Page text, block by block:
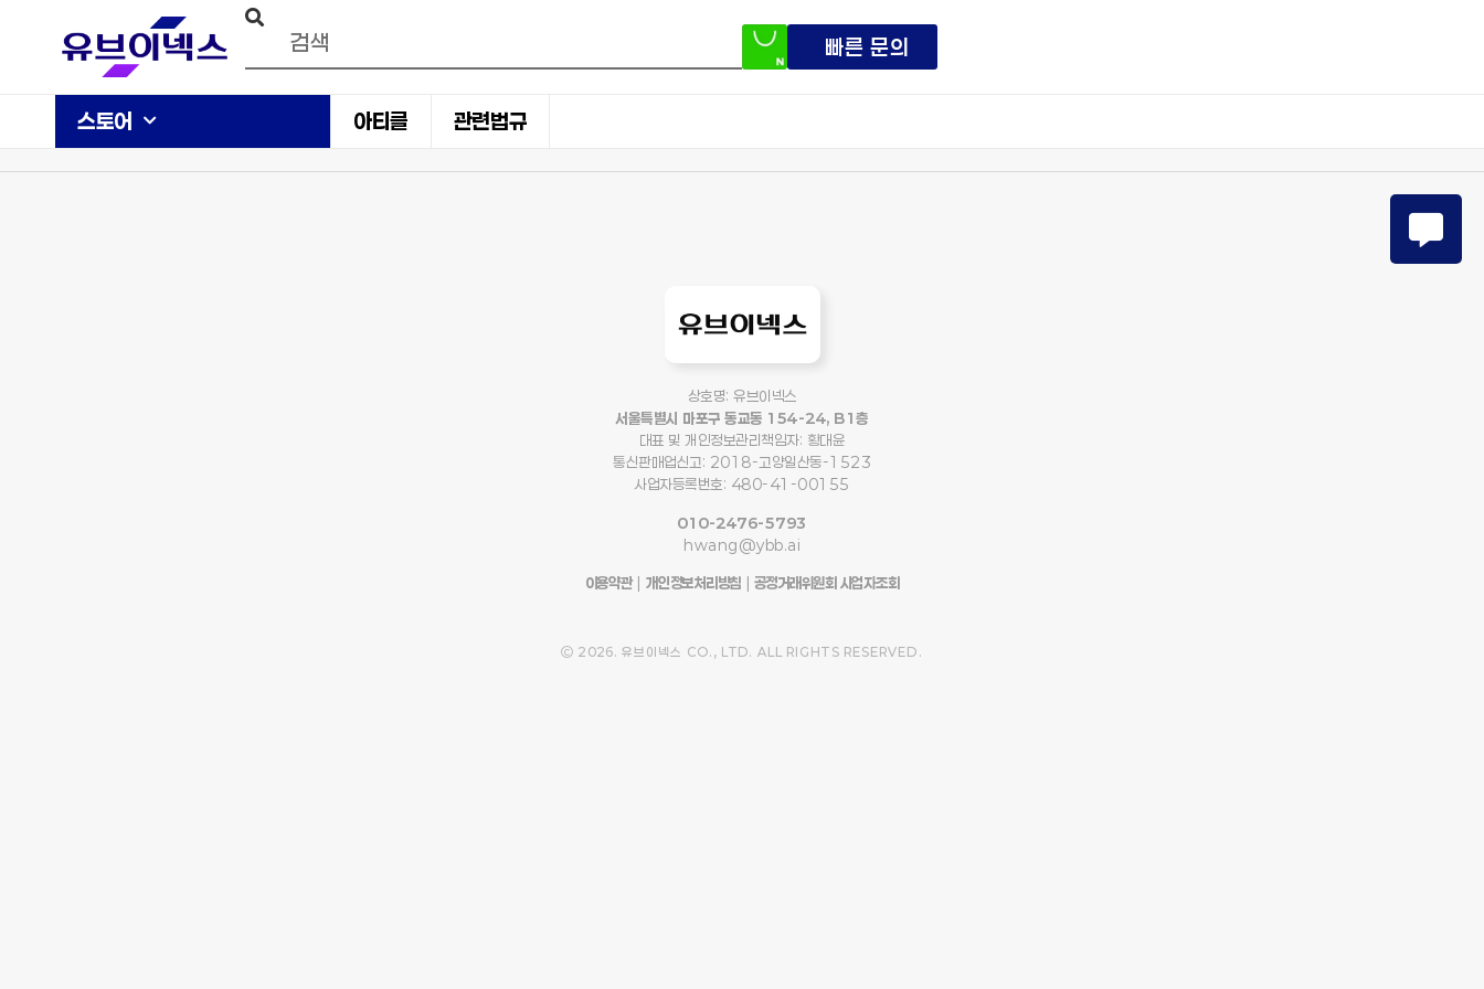
빠른 문의
스토어 아티클 관련법규
상호명: 유브이넥스
서울특별시 마포구 동교동 154-24, B1층
대표 및 개인정보관리책임자: 황대윤
통신판매업신고: 2018-고양일산동-1523
사업자등록번호: 480-41-00155
010-2476-5793
hwang@ybb.ai
이용약관|개인정보처리방침 공정거래위원회 사업자조회
Ⓒ 2026. 유브이넥스 CO., LTD. ALL RIGHTS RESERVED.